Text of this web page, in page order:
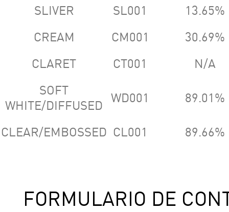
SLIVER
SL001
13.65%
CREAM
CM001
30.69%
CLARET
CT001
N/A
SOFT
WHITE/DIFFUSED WD001 89.01%
CLEAR/EMBOSSED CL001 89.66%
FORMULARIO DE